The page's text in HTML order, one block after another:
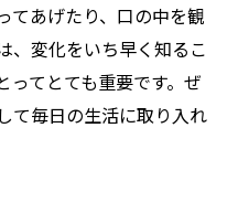
てあげたり、口の中を観
、変化をいち早く知るこ
ってとても重要です。ぜ
て毎日の生活に取り入れ